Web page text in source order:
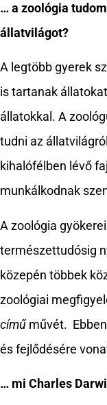
… a zoológia
állatvilágot?
A legtöbb gyerek
is tartanak
állatokkal. A
tudni az
kihalófélben lévő
munkálkodnak
A zoológia
természettudósig
közepén többek
zoológiai
című művét.
és fejlődésére
… mi Charles